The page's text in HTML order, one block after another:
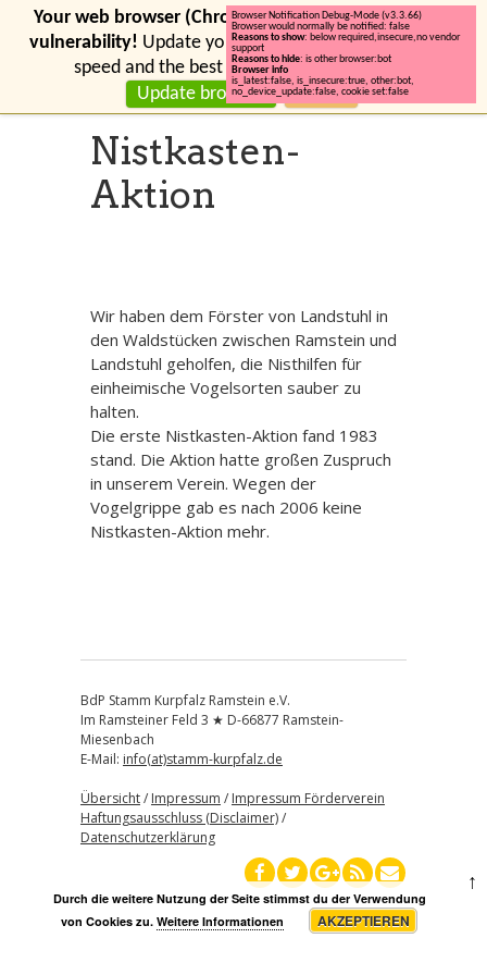
Your web browser (Chrome 131) has a serious security
vulnerability! Update your browser for more security,
speed and the best experience on this site.
Update browser
Ignore
Browser Notification Debug-Mode (v3.3.66)
Browser would normally be notified: false
Reasons to show: below required,insecure,no vendor
support
Reasons to hide: is other browser:bot
Browser info
is_latest:false, is_insecure:true, other:bot,
no_device_update:false, cookie set:false
Nistkasten-
Aktion
Wir haben dem Förster von Landstuhl in
den Waldstücken zwischen Ramstein und
Landstuhl geholfen, die Nisthilfen für
einheimische Vogelsorten sauber zu
halten.
Die erste Nistkasten-Aktion fand 1983
stand. Die Aktion hatte großen Zuspruch
in unserem Verein. Wegen der
Vogelgrippe gab es nach 2006 keine
Nistkasten-Aktion mehr.
BdP Stamm Kurpfalz Ramstein e.V.
Im Ramsteiner Feld 3 ★ D-66877 Ramstein-
Miesenbach
E-Mail: info(at)stamm-kurpfalz.de
Übersicht/ Impressum / Impressum Förderverein
Haftungsausschluss (Disclaimer)/
Datenschutzerklärung
↑
Durch die weitere Nutzung der Seite stimmst du der Verwendung
von Cookies zu.Weitere Informationen AKZEPTIEREN